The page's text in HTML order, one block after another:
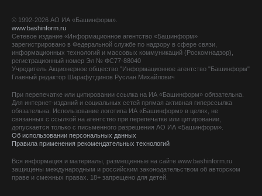
© 1992-2026 АО ИА «Башинформ».
www.bashinform.ru
Сетевое издание «Информационное агентство «Башинформ»
зарегистрировано в Федеральной службе по надзору в сфере связи,
информационных технологий и массовых коммуникаций (Роскомнадзор),
регистрационный номер Эл № ФС77-88040
Учредитель Акционерное общество "Информационное агентство "Башинформ"
Главный редактор Шарафутдинов Руслан Михайлович
При перепечатке или цитировании ссылка на ИА «Башинформ» обязательна.
Для интернет-изданий и социальных сетей прямая активная гиперссылка
обязательна. Использование логотипа ИА «Башинформ» в целях, не
связанных с ссылкой на агентство при перепечатке или цитировании,
допускается только с письменного разрешения АО ИА «Башинформ».
Об использовании персональных данных
Правила применения рекомендательных технологий
Вся информация и материалы, размещенные на сайте www.bashinform.ru
защищены международным и российским законодательством об авторском
праве и смежных правах. 18+ запрещено для детей.